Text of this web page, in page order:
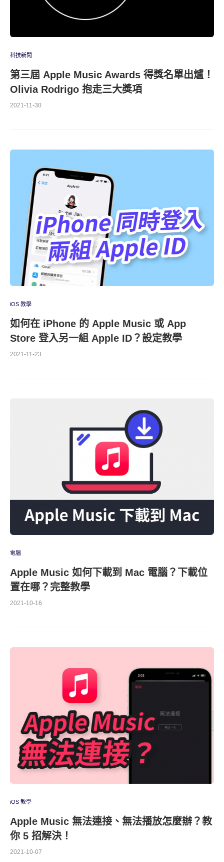
科技新聞
第三屆 Apple Music Awards 得獎名單出爐！
Olivia Rodrigo 抱走三大獎項
2021-11-30
iOS 教學
如何在 iPhone 的 Apple Music 或 App
Store 登入另一組 Apple ID？設定教學
2021-11-23
電腦
Apple Music 如何下載到 Mac 電腦？下載位
置在哪？完整教學
2021-10-16
iOS 教學
Apple Music 無法連接、無法播放怎麼辦？教
你 5 招解決！
2021-10-07